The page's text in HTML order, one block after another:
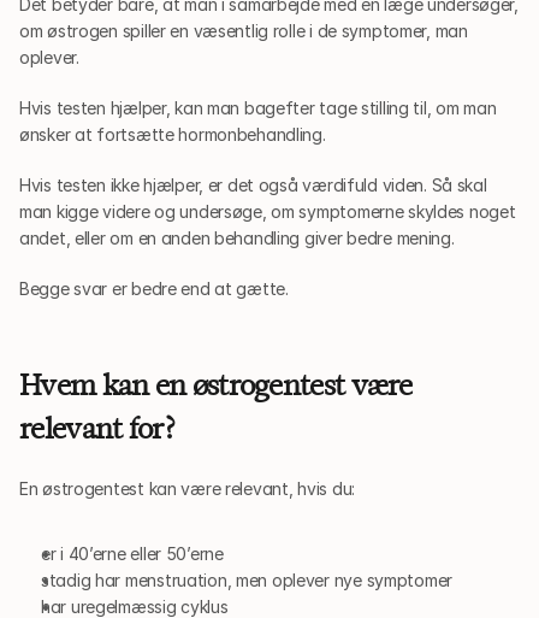
Det betyder bare, at man i samarbejde med en læge undersøger,
om østrogen spiller en væsentlig rolle i de symptomer, man
oplever.
Hvis testen hjælper, kan man bagefter tage stilling til, om man
ønsker at fortsætte hormonbehandling.
Hvis testen ikke hjælper, er det også værdifuld viden. Så skal
man kigge videre og undersøge, om symptomerne skyldes noget
andet, eller om en anden behandling giver bedre mening.
Begge svar er bedre end at gætte.
Hvem kan en østrogentest være
relevant for?
En østrogentest kan være relevant, hvis du:
er i 40’erne eller 50’erne
stadig har menstruation, men oplever nye symptomer
har uregelmæssig cyklus